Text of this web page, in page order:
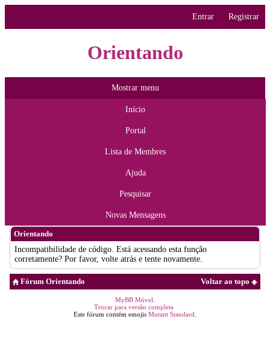
Entrar Registrar
Orientando
Mostrar menu
Início
Portal
Lista de Membres
Ajuda
Pesquisar
Novas Mensagens
Orientando
Incompatibilidade de código. Está acessando esta função
corretamente? Por favor, volte atrás e tente novamente.
Voltar ao topo
Fórum Orientando
MyBB Móvel
Trocar para versão completa
Este fórum contém emojis Mutant Standard